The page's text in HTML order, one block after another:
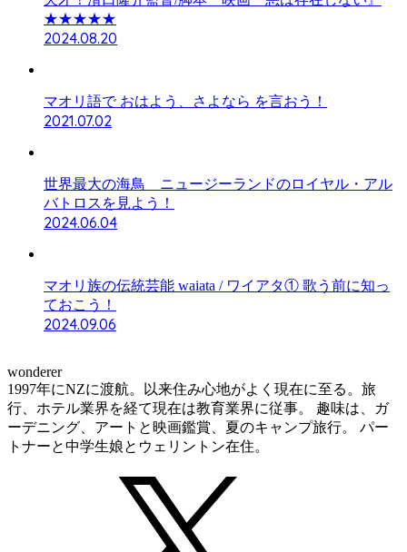
★★★★★
2024.08.20
マオリ語で おはよう、さよなら を言おう！
2021.07.02
世界最大の海鳥 ニュージーランドのロイヤル・アル
バトロスを見よう！
2024.06.04
マオリ族の伝統芸能 waiata / ワイアタ① 歌う前に知っ
ておこう！
2024.09.06
wonderer
1997年にNZに渡航。以来住み心地がよく現在に至る。旅
行、ホテル業界を経て現在は教育業界に従事。 趣味は、ガ
ーデニング、アートと映画鑑賞、夏のキャンプ旅行。 パー
トナーと中学生娘とウェリントン在住。